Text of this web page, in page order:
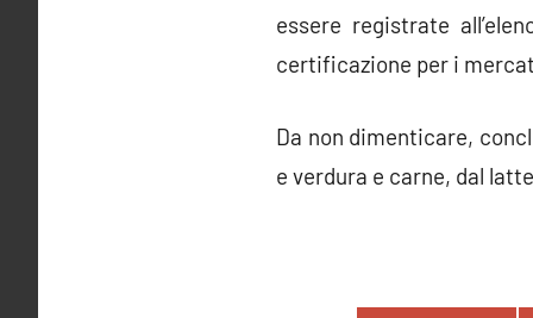
essere registrate
certificazione per i
Da non dimenticare,
e verdura e carne, dal